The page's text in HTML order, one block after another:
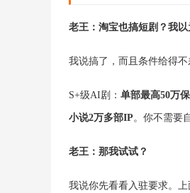
老王：淘宝也搞短剧？我以
我说搞了，而且条件给得不
S+级AI剧： 单部最高50万
小说2万多部IP 。你不需要
老王：那我试试？
我说你先看看入驻要求。上